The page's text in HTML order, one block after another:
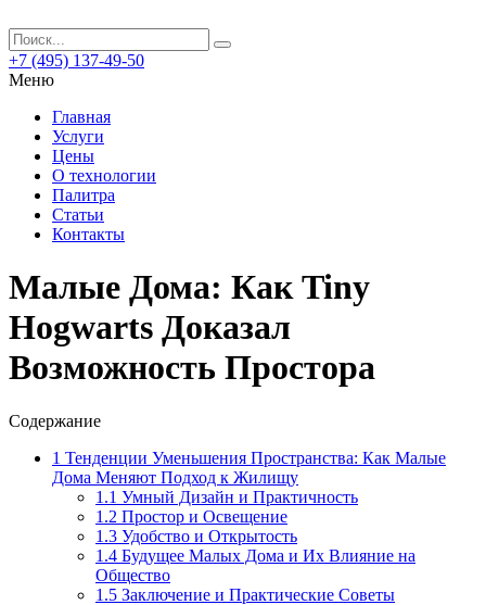
+7 (495) 137-49-50
Меню
Главная
Услуги
Цены
О технологии
Палитра
Статьи
Контакты
Малые Дома: Как Tiny
Hogwarts Доказал
Возможность Простора
Содержание
1 Тенденции Уменьшения Пространства: Как Малые
Дома Меняют Подход к Жилищу
1.1 Умный Дизайн и Практичность
1.2 Простор и Освещение
1.3 Удобство и Открытость
1.4 Будущее Малых Дома и Их Влияние на
Общество
1.5 Заключение и Практические Советы